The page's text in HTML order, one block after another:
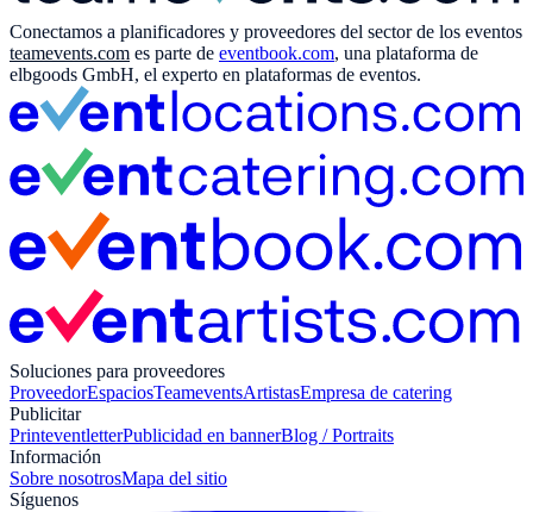
Conectamos a planificadores y proveedores del sector de los eventos
teamevents.com es parte de eventbook.com, una plataforma de
elbgoods GmbH, el experto en plataformas de eventos.
Soluciones para proveedores
ProveedorEspaciosTeameventsArtistasEmpresa de catering
Publicitar
PrinteventletterPublicidad en bannerBlog / Portraits
Información
Sobre nosotrosMapa del sitio
Síguenos